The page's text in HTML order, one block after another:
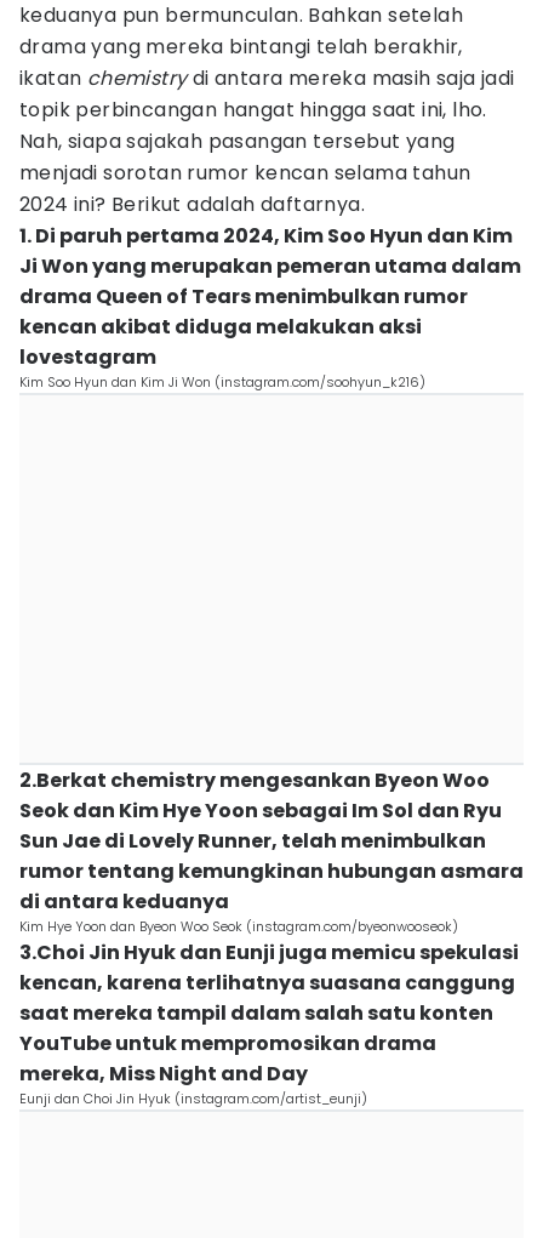
keduanya pun bermunculan. Bahkan setelah
drama yang mereka bintangi telah berakhir,
ikatan chemistrydi antara mereka masih saja jadi
topik perbincangan hangat hingga saat ini, lho.
Nah, siapa sajakah pasangan tersebut yang
menjadi sorotan rumor kencan selama tahun
2024 ini? Berikut adalah daftarnya.
1. Di paruh pertama 2024, Kim Soo Hyun dan Kim
Ji Won yang merupakan pemeran utama dalam
drama Queen of Tears menimbulkan rumor
kencan akibat diduga melakukan aksi
lovestagram
Kim Soo Hyun dan Kim Ji Won (instagram.com/soohyun_k216)
2.Berkat chemistry mengesankan Byeon Woo
Seok dan Kim Hye Yoon sebagai Im Sol dan Ryu
Sun Jae di Lovely Runner, telah menimbulkan
rumor tentang kemungkinan hubungan asmara
di antara keduanya
Kim Hye Yoon dan Byeon Woo Seok (instagram.com/byeonwooseok)
3.Choi Jin Hyuk dan Eunji juga memicu spekulasi
kencan, karena terlihatnya suasana canggung
saat mereka tampil dalam salah satu konten
YouTube untuk mempromosikan drama
mereka, Miss Night and Day
Eunji dan Choi Jin Hyuk (instagram.com/artist_eunji)